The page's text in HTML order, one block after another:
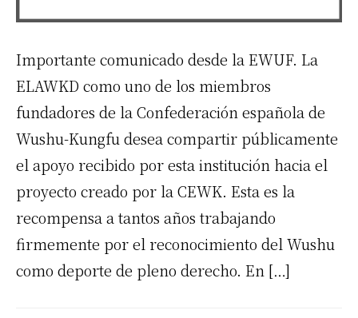
Importante comunicado desde la EWUF. La
ELAWKD como uno de los miembros
fundadores de la Confederación española de
Wushu-Kungfu desea compartir públicamente
el apoyo recibido por esta institución hacia el
proyecto creado por la CEWK. Esta es la
recompensa a tantos años trabajando
firmemente por el reconocimiento del Wushu
como deporte de pleno derecho. En […]